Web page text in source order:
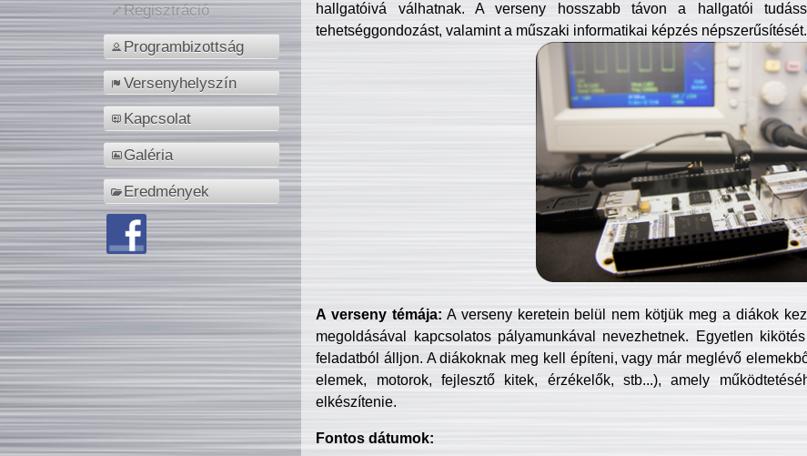
Regisztráció
Programbizottság
Versenyhelyszín
Kapcsolat
Galéria
Eredmények
hallgatóivá válhatnak. A verseny hosszabb távon a hallgatói
tehetséggondozást, valamint a műszaki informatikai képzés népszerűsítését.
A verseny témája: A verseny keretein belül nem kötjük meg a diákok
megoldásával kapcsolatos pályamunkával nevezhetnek. Egyetlen
feladatból álljon. A diákoknak meg kell építeni, vagy már meglévő
elemek, motorok, fejlesztő kitek, érzékelők, stb...), amely
elkészítenie.
Fontos dátumok: